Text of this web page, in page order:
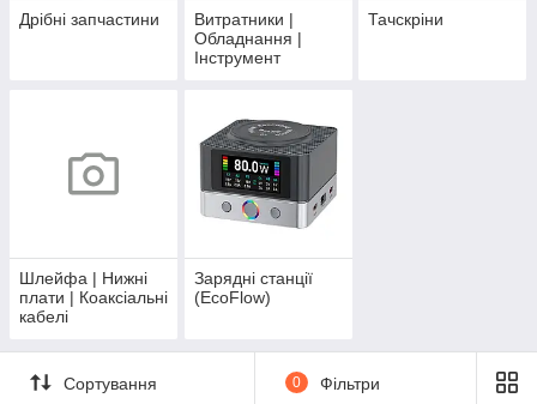
Дрібні запчастини
Витратники |
Обладнання |
Інструмент
Тачскріни
Шлейфа | Нижні
плати | Коаксіальні
кабелі
Зарядні станції
(EcoFlow)
Сортування 0 Фільтри